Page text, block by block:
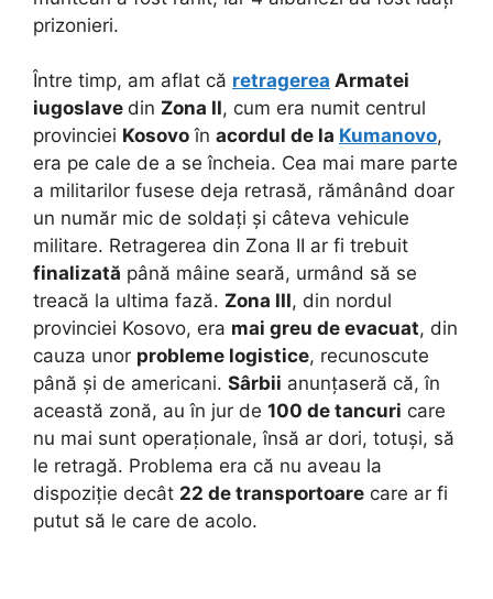
prizonieri.
Între timp, am aflat că retragerea Armatei
iugoslave din Zona II, cum era numit centrul
provinciei Kosovo în acordul de la Kumanovo,
era pe cale de a se încheia. Cea mai mare parte
a militarilor fusese deja retrasă, rămânând doar
un număr mic de soldați și câteva vehicule
militare. Retragerea din Zona II ar fi trebuit
finalizată până mâine seară, urmând să se
treacă la ultima fază. Zona III, din nordul
provinciei Kosovo, era mai greu de evacuat, din
cauza unor probleme logistice, recunoscute
până și de americani. Sârbii anunțaseră că, în
această zonă, au în jur de 100 de tancuri care
nu mai sunt operaționale, însă ar dori, totuși, să
le retragă. Problema era că nu aveau la
dispoziție decât 22 de transportoare care ar fi
putut să le care de acolo.